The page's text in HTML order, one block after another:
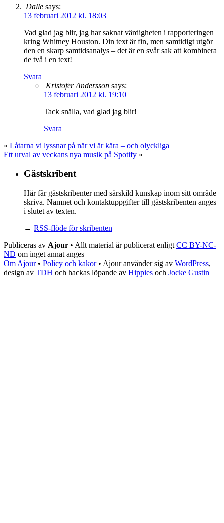
Dalle says:
13 februari 2012 kl. 18:03
Vad glad jag blir, jag har saknat värdigheten i rapporteringen
kring Whitney Houston. Din text är fin, men samtidigt utgör
den en skarp samtidsanalys – det är en svår sak att kombinera
de två i en text!
Svara
Kristofer Andersson says:
13 februari 2012 kl. 19:10
Tack snälla, vad glad jag blir!
Svara
« Låtarna vi lyssnar på när vi är kära – och olyckliga
Ett urval av veckans nya musik på Spotify »
Gästskribent
Här får gästskribenter med särskild kunskap inom sitt område
skriva. Namnet och kontaktuppgifter till gästskribenten anges
i slutet av texten.
→ RSS-flöde för skribenten
Publiceras av Ajour • Allt material är publicerat enligt CC BY-NC-
ND om inget annat anges
Om Ajour• Policy och kakor• Ajour använder sig av WordPress,
design av TDH och hackas löpande av Hippies och Jocke Gustin